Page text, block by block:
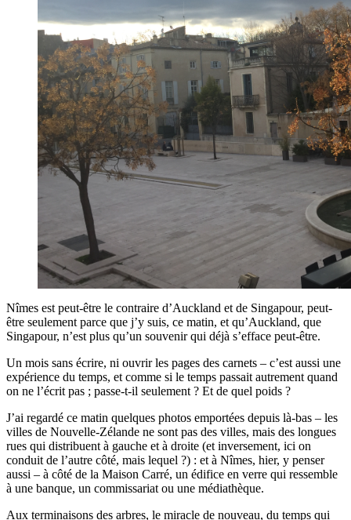
Nîmes est peut-être le contraire d’Auckland et de Singapour, peut-
être seulement parce que j’y suis, ce matin, et qu’Auckland, que
Singapour, n’est plus qu’un souvenir qui déjà s’efface peut-être.
Un mois sans écrire, ni ouvrir les pages des carnets – c’est aussi une
expérience du temps, et comme si le temps passait autrement quand
on ne l’écrit pas ; passe-t-il seulement ? Et de quel poids ?
J’ai regardé ce matin quelques photos emportées depuis là-bas – les
villes de Nouvelle-Zélande ne sont pas des villes, mais des longues
rues qui distribuent à gauche et à droite (et inversement, ici on
conduit de l’autre côté, mais lequel ?) : et à Nîmes, hier, y penser
aussi – à côté de la Maison Carré, un édifice en verre qui ressemble
à une banque, un commissariat ou une médiathèque.
Aux terminaisons des arbres, le miracle de nouveau, du temps qui